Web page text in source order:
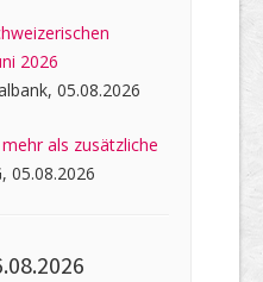
2026
05.08.2026
als zusätzliche
05.08.2026